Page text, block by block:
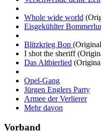
Whole wide world
Eisgekühlter
Blitzkrieg Bop
I shot the sheriff
Das Altbierlied
Opel-Gang
Jürgen Englers Party
Armee der Verlierer
Mehr davon
Vorband